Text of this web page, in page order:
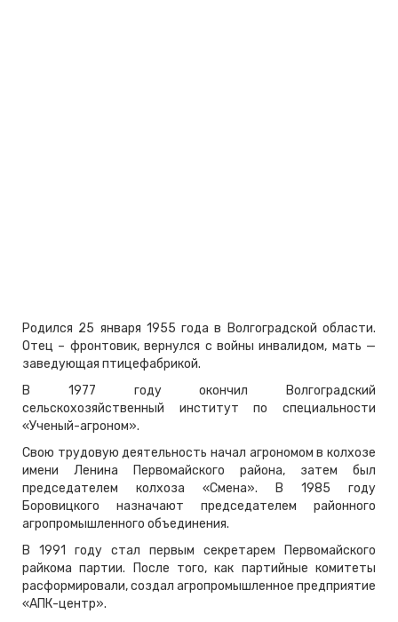
Родился 25 января 1955 года в Волгоградской области.
Отец – фронтовик, вернулся с войны инвалидом, мать —
заведующая птицефабрикой.
В 1977 году окончил Волгоградский
сельскохозяйственный институт по специальности
«Ученый-агроном».
Свою трудовую деятельность начал агрономом в колхозе
имени Ленина Первомайского района, затем был
председателем колхоза «Смена». В 1985 году
Боровицкого назначают председателем районного
агропромышленного объединения.
В 1991 году стал первым секретарем Первомайского
райкома партии. После того, как партийные комитеты
расформировали, создал агропромышленное предприятие
«АПК-центр».